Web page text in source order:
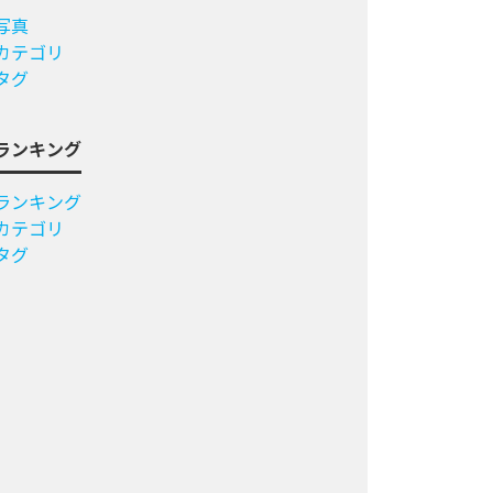
真
テゴリ
グ
ンキング
ンキング
テゴリ
グ